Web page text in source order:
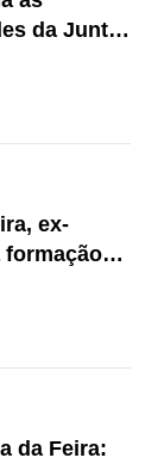
da Junta
Ver
ex-
formação
da Feira: